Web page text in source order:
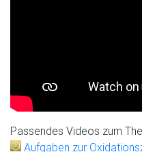
Passendes Videos zum
Aufgaben zur